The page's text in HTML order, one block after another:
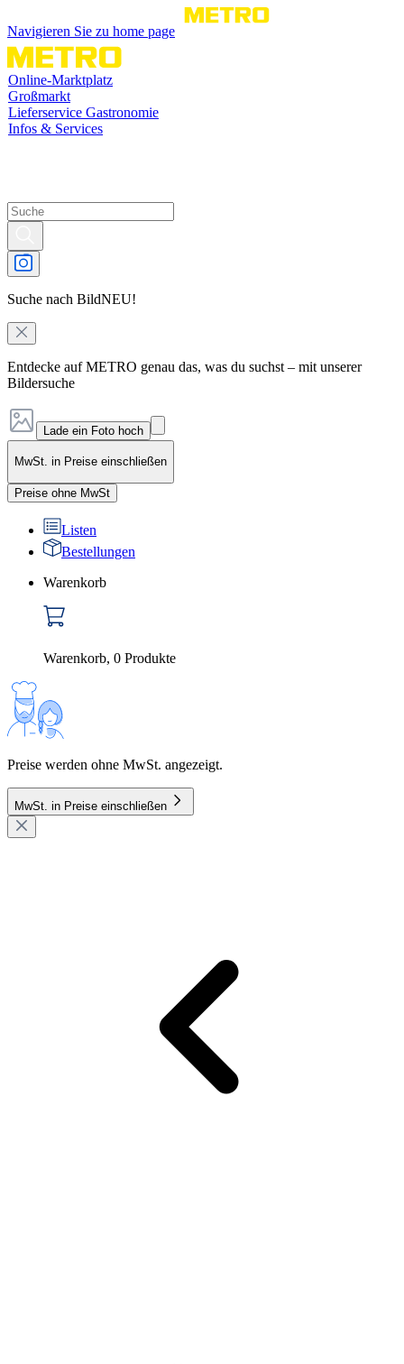
Navigieren Sie zu home page
Online-Marktplatz
Großmarkt
Lieferservice Gastronomie
Infos & Services
Suche nach BildNEU!
Entdecke auf METRO genau das, was du suchst – mit unserer
Bildersuche
Lade ein Foto hoch
MwSt. in Preise einschließen
Preise ohne MwSt
Listen
Bestellungen
Warenkorb
Warenkorb, 0 Produkte
Preise werden ohne MwSt. angezeigt.
MwSt. in Preise einschließen